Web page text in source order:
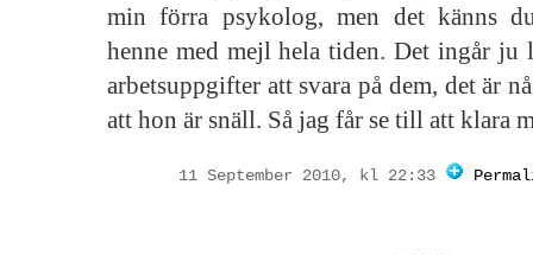
min förra psykolog, men det känns
henne med mejl hela tiden. Det ingår ju
arbetsuppgifter att svara på dem, det är
att hon är snäll. Så jag får se till att klara
11 September 2010, kl 22:33